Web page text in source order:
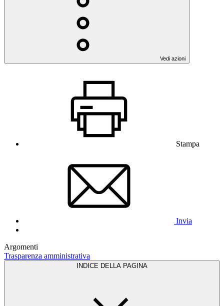
Vedi azioni
Stampa
Invia
Argomenti
Trasparenza amministrativa
INDICE DELLA PAGINA